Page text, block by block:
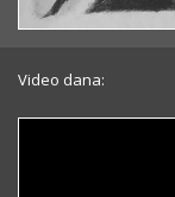
Video dana: